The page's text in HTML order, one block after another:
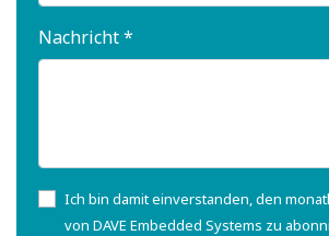
Nachricht *
Ich bin damit einverstanden, den
von DAVE Embedded Systems zu